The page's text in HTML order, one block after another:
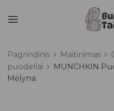
Pagrindinis Maitinimas
puodeliai
MUNCHKIN
Mėlyna